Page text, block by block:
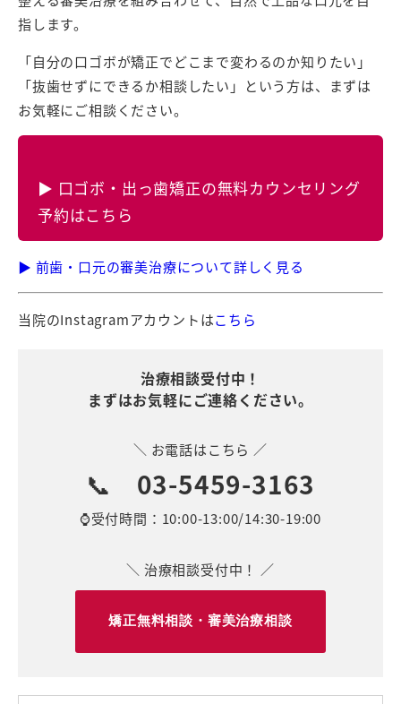
指します。
「自分の口ゴボが矯正でどこまで変わるのか知りたい」
「抜歯せずにできるか相談したい」という方は、まずは
お気軽にご相談ください。
▶ 口ゴボ・出っ歯矯正の無料カウンセリング
予約はこちら
▶ 前歯・口元の審美治療について詳しく見る
当院のInstagramアカウントはこちら
治療相談受付中！
まずはお気軽にご連絡ください。
＼ お電話はこちら ／
📞 03-5459-3163
⌚受付時間：10:00-13:00/14:30-19:00
＼ 治療相談受付中！ ／
矯正無料相談・審美治療相談